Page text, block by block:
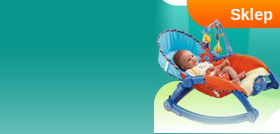
Sklep